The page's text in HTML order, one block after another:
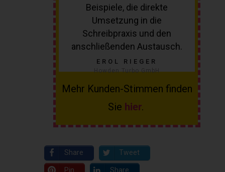
Beispiele, die direkte
Umsetzung in die
Schreibpraxis und den
anschließenden Austausch.
EROL RIEGER
Howden Turbo GmbH
Mehr Kunden-Stimmen finden
Sie hier.
Share Tweet
Pin Share